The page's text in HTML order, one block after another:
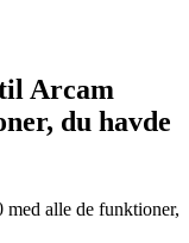
Arcam
du havde
med alle de funktioner,